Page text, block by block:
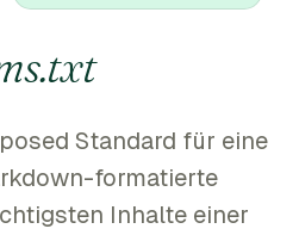
Standard für eine
formatierte
Inhalte einer